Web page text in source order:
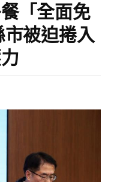
「全面免
被迫捲入